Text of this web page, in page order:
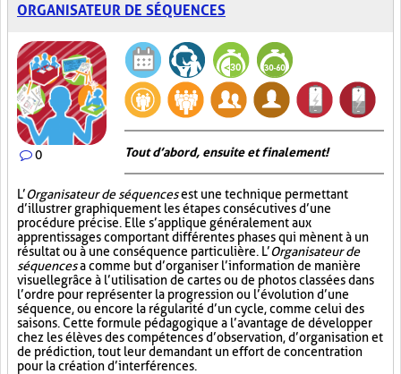
ORGANISATEUR DE SÉQUENCES
0 Tout d’abord, ensuite et finalement!
L’Organisateur de séquencesest une technique permettant
d’illustrer graphiquement les étapes consécutives d’une
procédure précise. Elle s’applique généralement aux
apprentissages comportant différentes phases qui mènent à un
résultat ou à une conséquence particulière. L’Organisateur de
séquencesa comme but d’organiser l’information de manière
visuellegrâce à l’utilisation de cartes ou de photos classées dans
l’ordre pour représenter la progression ou l’évolution d’une
séquence, ou encore la régularité d’un cycle, comme celui des
saisons. Cette formule pédagogique a l’avantage de développer
chez les élèves des compétences d’observation, d’organisation et
de prédiction, tout leur demandant un effort de concentration
pour la création d’interférences.